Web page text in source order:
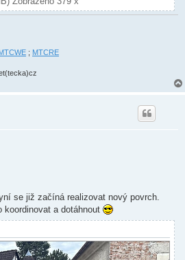
; MTCRE
se již začíná realizovat nový povrch.
a dotáhnout